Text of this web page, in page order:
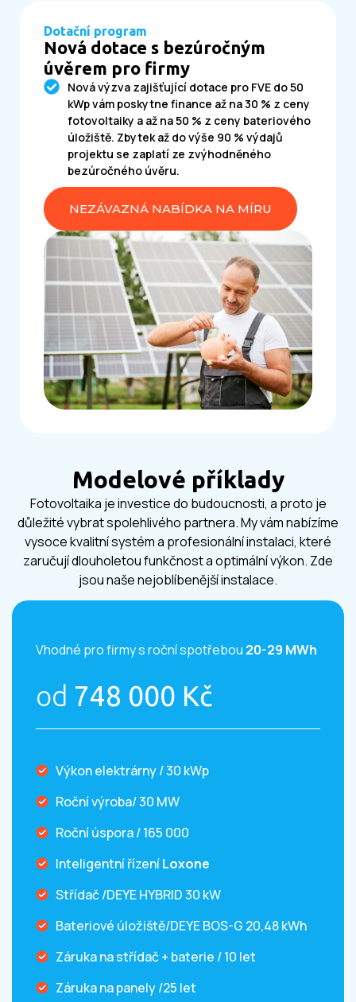
Dotační program
Nová dotace s bezúročným
úvěrem pro firmy
Nová výzva zajišťující dotace pro FVE do 50
kWp vám poskytne finance až na 30 % z ceny
fotovoltaiky a až na 50 % z ceny bateriového
úložiště. Zbytek až do výše 90 % výdajů
projektu se zaplatí ze zvýhodněného
bezúročného úvěru.
NEZÁVAZNÁ NABÍDKA NA MÍRU
Modelové příklady
Fotovoltaika je investice do budoucnosti, a proto je
důležité vybrat spolehlivého partnera. My vám nabízíme
vysoce kvalitní systém a profesionální instalaci, které
zaručují dlouholetou funkčnost a optimální výkon. Zde
jsou naše nejoblíbenější instalace.
Vhodné pro firmy s roční spotřebou 20-29 MWh
od 748 000 Kč
Výkon elektrárny / 30 kWp
Roční výroba/ 30 MW
Roční úspora / 165 000
Inteligentní řízeníLoxone
Střídač /DEYE HYBRID 30 kW
Bateriové úložiště/DEYE BOS-G 20,48 kWh
Záruka na střídač + baterie / 10 let
Záruka na panely /25 let